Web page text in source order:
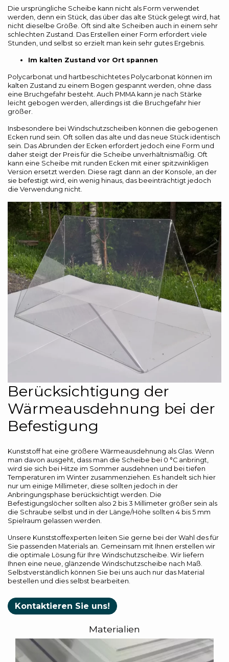
Die ursprüngliche Scheibe kann nicht als Form verwendet
werden, denn ein Stück, das über das alte Stück gelegt wird, hat
nicht dieselbe Größe. Oft sind alte Scheiben auch in einem sehr
schlechten Zustand. Das Erstellen einer Form erfordert viele
Stunden, und selbst so erzielt man kein sehr gutes Ergebnis.
Im kalten Zustand vor Ort spannen
Polycarbonat und hartbeschichtetes Polycarbonat können im
kalten Zustand zu einem Bogen gespannt werden, ohne dass
eine Bruchgefahr besteht. Auch PMMA kann je nach Stärke
leicht gebogen werden, allerdings ist die Bruchgefahr hier
größer.
Insbesondere bei Windschutzscheiben können die gebogenen
Ecken rund sein. Oft sollen das alte und das neue Stück identisch
sein. Das Abrunden der Ecken erfordert jedoch eine Form und
daher steigt der Preis für die Scheibe unverhältnismäßig. Oft
kann eine Scheibe mit runden Ecken mit einer spitzwinkligen
Version ersetzt werden. Diese ragt dann an der Konsole, an der
sie befestigt wird, ein wenig hinaus, das beeinträchtigt jedoch
die Verwendung nicht.
Berücksichtigung der
Wärmeausdehnung bei der
Befestigung
Kunststoff hat eine größere Wärmeausdehnung als Glas. Wenn
man davon ausgeht, dass man die Scheibe bei 0 °C anbringt,
wird sie sich bei Hitze im Sommer ausdehnen und bei tiefen
Temperaturen im Winter zusammenziehen. Es handelt sich hier
nur um einige Millimeter, diese sollten jedoch in der
Anbringungsphase berücksichtigt werden. Die
Befestigungslöcher sollten also 2 bis 3 Millimeter größer sein als
die Schraube selbst und in der Länge/Höhe sollten 4 bis 5 mm
Spielraum gelassen werden.
Unsere Kunststoffexperten leiten Sie gerne bei der Wahl des für
Sie passenden Materials an. Gemeinsam mit Ihnen erstellen wir
die optimale Lösung für Ihre Windschutzscheibe. Wir liefern
Ihnen eine neue, glänzende Windschutzscheibe nach Maß.
Selbstverständlich können Sie bei uns auch nur das Material
bestellen und dies selbst bearbeiten.
Kontaktieren Sie uns!
Materialien